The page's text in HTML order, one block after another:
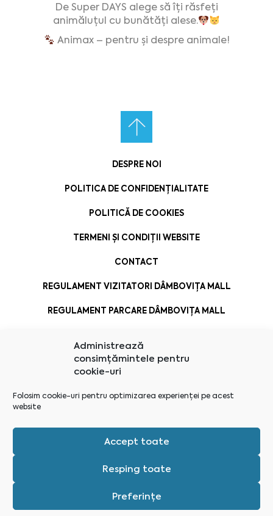
Administrează
consimțămintele pentru
cookie-uri
Folosim cookie-uri pentru optimizarea experienței pe acest
website
Accept toate
Resping toate
Preferințe
De Super DAYS alege să îți răsfeți
animăluțul cu bunătăți alese.
Animax – pentru și despre animale!
DESPRE NOI
POLITICA DE CONFIDENȚIALITATE
POLITICĂ DE COOKIES
TERMENI ȘI CONDIȚII WEBSITE
CONTACT
REGULAMENT VIZITATORI DÂMBOVIȚA MALL
REGULAMENT PARCARE DÂMBOVIȚA MALL